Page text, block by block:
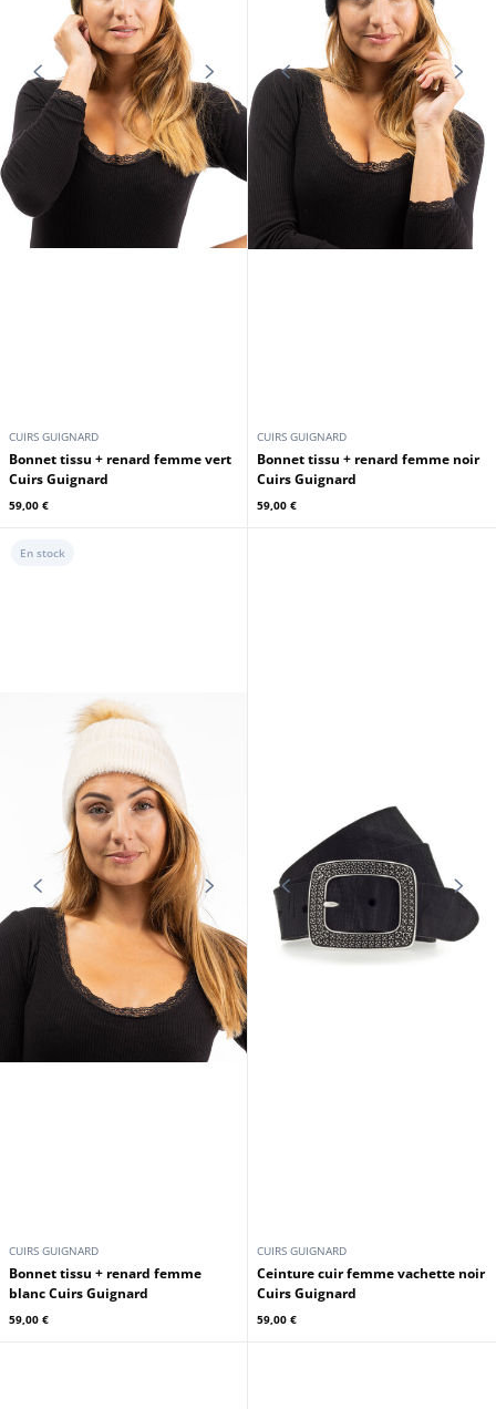
CUIRS GUIGNARD
Bonnet tissu + renard femme vert
Cuirs Guignard
59,00 €
CUIRS GUIGNARD
Bonnet tissu + renard femme noir
Cuirs Guignard
59,00 €
CUIRS GUIGNARD
Bonnet tissu + renard femme
blanc Cuirs Guignard
59,00 €
En stock
CUIRS GUIGNARD
Ceinture cuir femme vachette noir
Cuirs Guignard
59,00 €